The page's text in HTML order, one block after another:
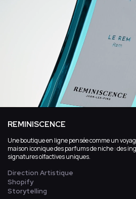
REMINISCENCE
Une boutique en ligne pensée comme un
maison iconique des parfums de niche : des
signatures olfactives uniques.
Direction Artistique
Shopify
Storytelling